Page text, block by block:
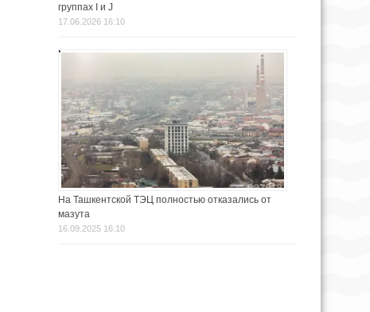
группах I и J
17.06.2026 16:10
На Ташкентской ТЭЦ полностью отказались от
мазута
16.09.2025 16:10